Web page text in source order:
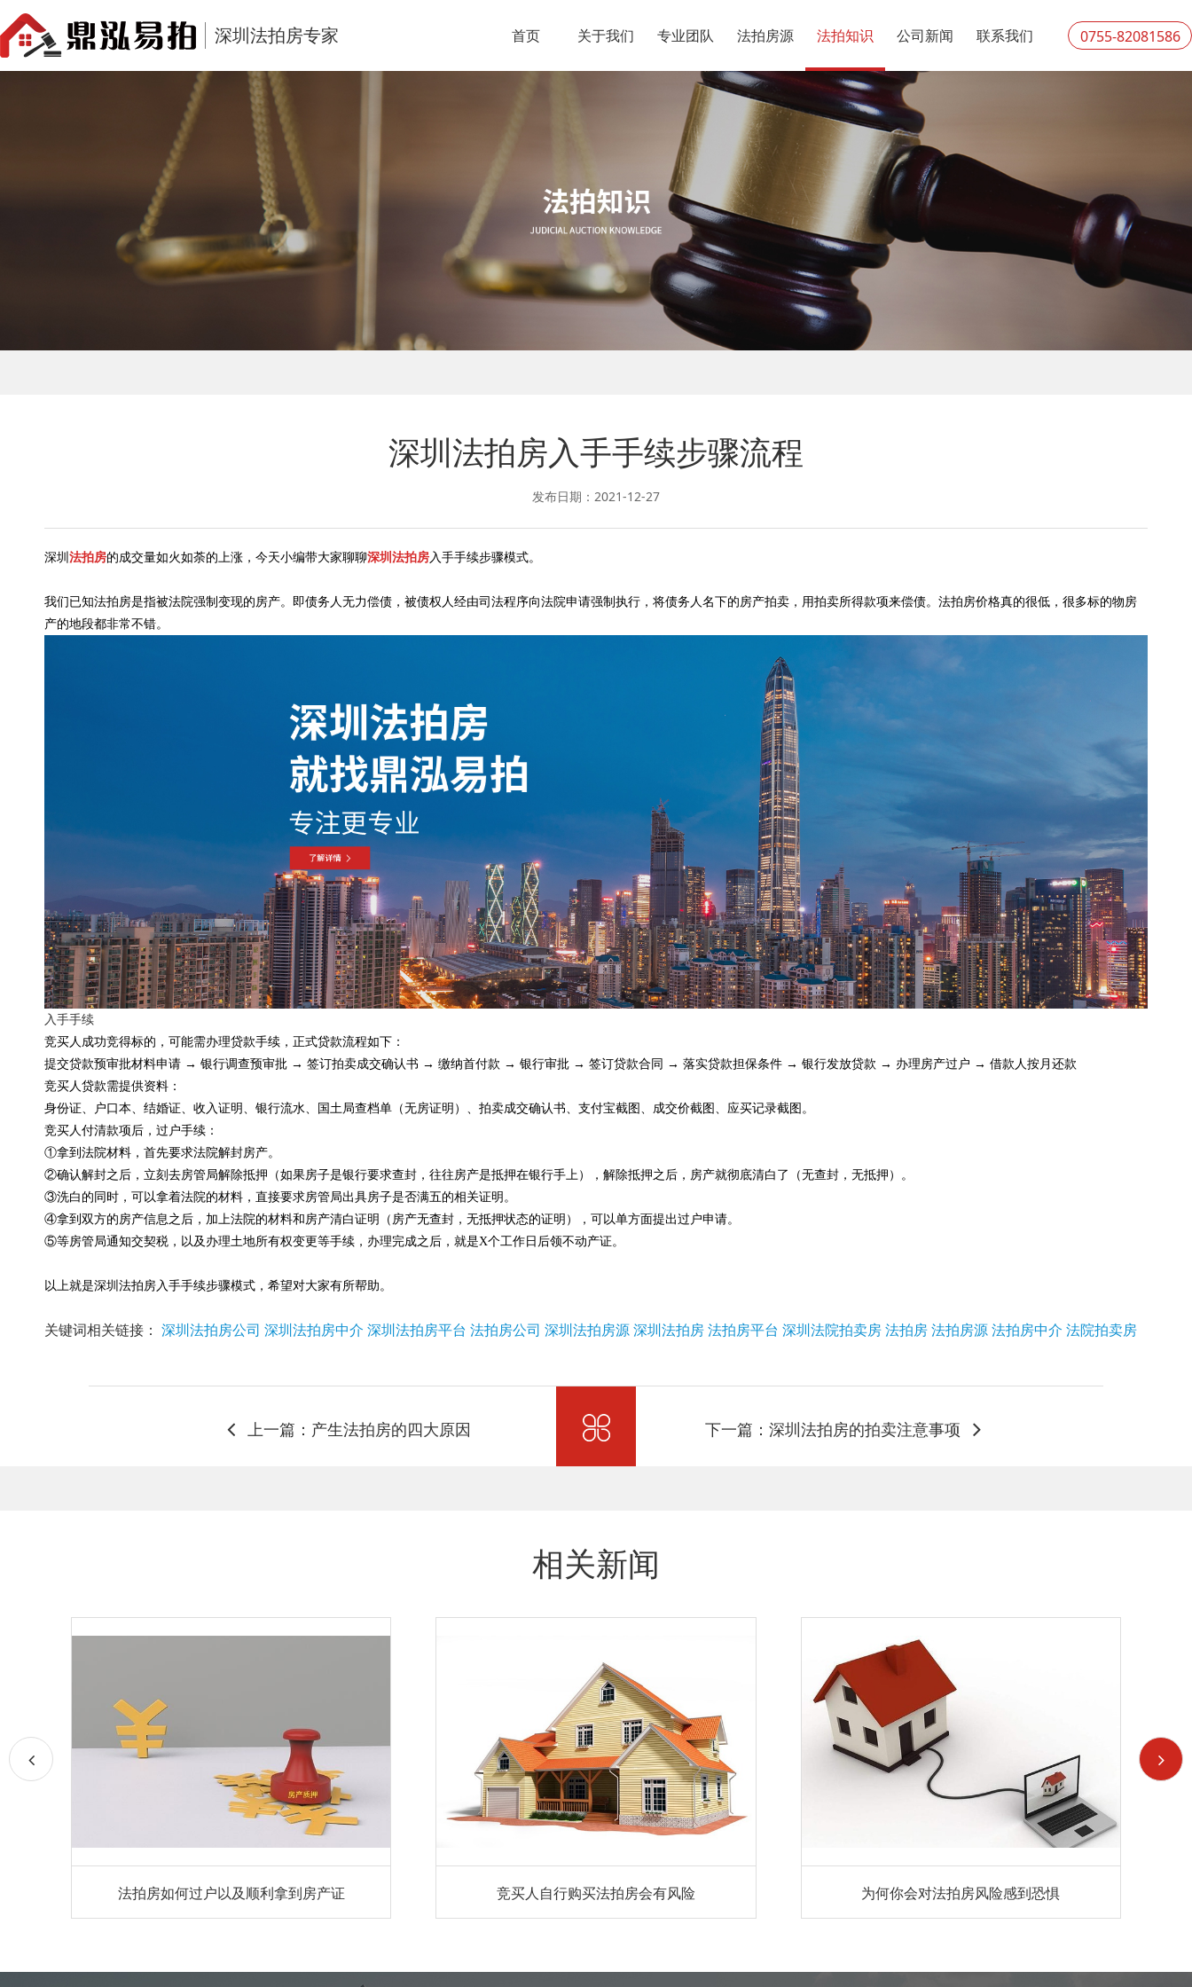
深圳法拍房专家 0755-82081586
首页 关于我们 专业团队 法拍房源 法拍知识 公司新闻 联系我们
深圳法拍房入手手续步骤流程
发布日期：2021-12-27
深圳 法拍房的成交量如火如荼的上涨，今天小编带大家聊聊深圳法拍房入手手续步骤模式。
我们已知法拍房是指被法院强制变现的房产。即债务人无力偿债，被债权人经由司法程序向法院申请强制执行，将债务人名下的房产拍卖，用拍卖所得款项来偿债。法拍房价格真的很低，很多标的物房
产的地段都非常不错。
入手手续
竞买人成功竞得标的，可能需办理贷款手续，正式贷款流程如下：
提交贷款预审批材料申请 → 银行调查预审批 → 签订拍卖成交确认书 → 缴纳首付款 → 银行审批 → 签订贷款合同 → 落实贷款担保条件 → 银行发放贷款 → 办理房产过户 → 借款人按月还款
竞买人贷款需提供资料：
身份证、户口本、结婚证、收入证明、银行流水、国土局查档单（无房证明）、拍卖成交确认书、支付宝截图、成交价截图、应买记录截图。
竞买人付清款项后，过户手续：
①拿到法院材料，首先要求法院解封房产。
②确认解封之后，立刻去房管局解除抵押（如果房子是银行要求查封，往往房产是抵押在银行手上），解除抵押之后，房产就彻底清白了（无查封，无抵押）。
③洗白的同时，可以拿着法院的材料，直接要求房管局出具房子是否满五的相关证明。
④拿到双方的房产信息之后，加上法院的材料和房产清白证明（房产无查封，无抵押状态的证明），可以单方面提出过户申请。
⑤等房管局通知交契税，以及办理土地所有权变更等手续，办理完成之后，就是X个工作日后领不动产证。
以上就是深圳法拍房入手手续步骤模式，希望对大家有所帮助。
关键词相关链接： 深圳法拍房公司 深圳法拍房中介 深圳法拍房平台 法拍房公司 深圳法拍房源深圳法拍房法拍房平台 深圳法院拍卖房法拍房法拍房源法拍房中介 法院拍卖房
上一篇：产生法拍房的四大原因 下一篇：深圳法拍房的拍卖注意事项
相关新闻
法拍房如何过户以及顺利拿到房产证 竞买人自行购买法拍房会有风险 为何你会对法拍房风险感到恐惧